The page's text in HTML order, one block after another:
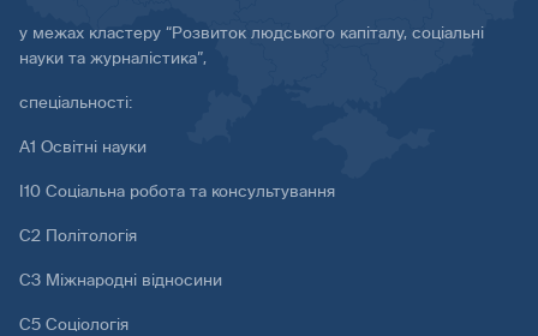
у межах кластеру “Розвиток людського капіталу, соціальні
науки та журналістика”,
спеціальності:
А1 Освітні науки
І10 Соціальна робота та консультування
С2 Політологія
С3 Міжнародні відносини
С5 Соціологія